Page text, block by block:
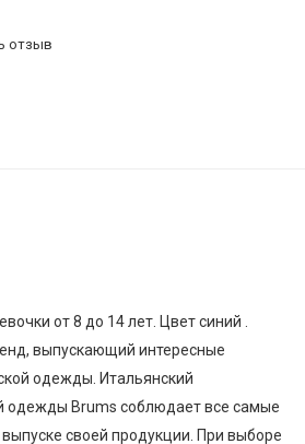
отзыв
от 8 до 14 лет. Цвет синий .
выпускающий интересные
одежды. Итальянский
одежды Brums соблюдает все самые
своей продукции. При выборе